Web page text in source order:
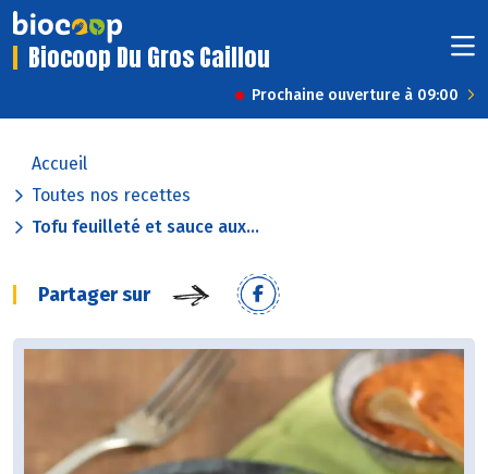
Biocoop Du Gros Caillou
Prochaine ouverture à 09:00
Accueil
Toutes nos recettes
Tofu feuilleté et sauce aux...
Partager sur